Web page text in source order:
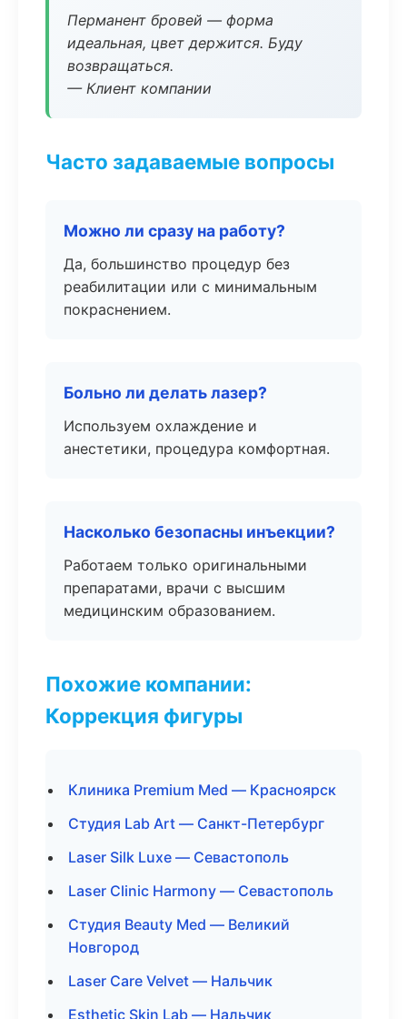
Перманент бровей — форма
идеальная, цвет держится. Буду
возвращаться.
— Клиент компании
Часто задаваемые вопросы
Можно ли сразу на работу?
Да, большинство процедур без
реабилитации или с минимальным
покраснением.
Больно ли делать лазер?
Используем охлаждение и
анестетики, процедура комфортная.
Насколько безопасны инъекции?
Работаем только оригинальными
препаратами, врачи с высшим
медицинским образованием.
Похожие компании:
Коррекция фигуры
Клиника Premium Med — Красноярск
Студия Lab Art — Санкт-Петербург
Laser Silk Luxe — Севастополь
Laser Clinic Harmony — Севастополь
Студия Beauty Med — Великий
Новгород
Laser Care Velvet — Нальчик
Esthetic Skin Lab — Нальчик